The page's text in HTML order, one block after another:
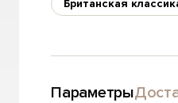
Британская
Параметры